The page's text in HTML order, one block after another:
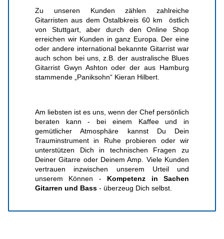
Zu unseren Kunden zählen zahlreiche
Gitarristen aus dem Ostalbkreis 60 km
östlich
von Stuttgart, aber durch den Online Shop
erreichen wir Kunden in ganz Europa. Der eine
oder andere international bekannte Gitarrist war
auch schon bei uns, z.B. der australische Blues
Gitarrist Gwyn Ashton oder der aus Hamburg
stammende „Paniksohn“ Kieran Hilbert.
Am liebsten ist es uns, wenn der Chef persönlich
beraten kann - bei einem Kaffee und in
gemütlicher Atmosphäre kannst Du Dein
Trauminstrument in Ruhe probieren oder wir
unterstützen Dich in technischen Fragen zu
Deiner Gitarre oder Deinem Amp. Viele Kunden
vertrauen inzwischen unserem Urteil und
unserem Können - Kompetenz in Sachen
Gitarren und Bass - überzeug Dich selbst.